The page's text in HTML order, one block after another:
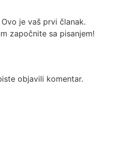
je vaš prvi članak.
započnite sa pisanjem!
objavili komentar.